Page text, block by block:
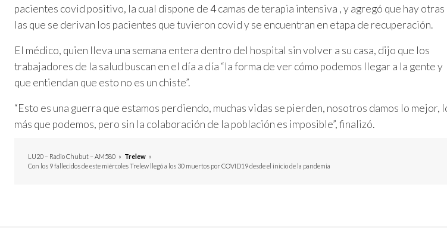
pacientes covid positivo, la cual dispone de 4 camas de terapia intensiva , y agregó que hay otras
las que se derivan los pacientes que tuvieron covid y se encuentran en etapa de recuperación.
El médico, quien lleva una semana entera dentro del hospital sin volver a su casa, dijo que los
trabajadores de la salud buscan en el día a día “la forma de ver cómo podemos llegar a la gente y
que entiendan que esto no es un chiste”.
“Esto es una guerra que estamos perdiendo, muchas vidas se pierden, nosotros damos lo mejor,
más que podemos, pero sin la colaboración de la población es imposible”, finalizó.
LU20 – Radio Chubut – AM580 » Trelew »
Con los 9 fallecidos de este miércoles Trelew llegó a los 30 muertos por COVID19 desde el inicio de la pandemia